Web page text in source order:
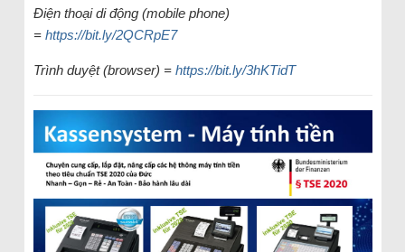
Điện thoại di động (mobile phone)
= https://bit.ly/2QCRpE7
Trình duyệt (browser) = https://bit.ly/3hKTidT